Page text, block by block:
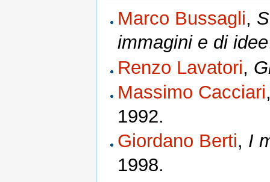
Marco Bussagli,
immagini e di idee
Renzo Lavatori,
Massimo Cacciari
1992.
Giordano Berti, I
1998.